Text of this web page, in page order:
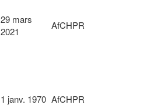
29 mars
2021
AfCHPR
1 janv. 1970 AfCHPR